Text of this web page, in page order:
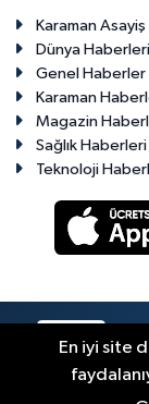
Karaman
Dünya Haberleri
Genel Haberler
Karaman
Magazin
Sağlık Haberleri
Teknoloji
En iyi site